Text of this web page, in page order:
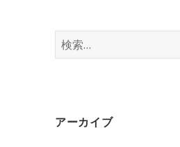
検
索:
アーカイブ